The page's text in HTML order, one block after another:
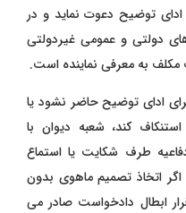
توضیح دعوت نماید و در
دولتی و عمومی غیردولتی
به معرفی نماینده است.
ادای توضیح حاضر نشود یا
کند، شعبه دیوان با
طرف شکایت یا استماع
اگر اتخاذ تصمیم ماهوی بدون
ابطال دادخواست صادر می